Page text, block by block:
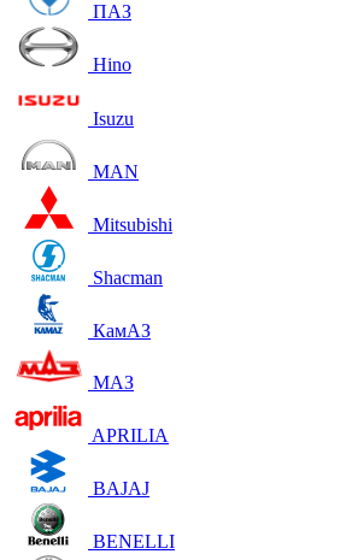
ПАЗ
Hino
Isuzu
MAN
Mitsubishi
Shacman
КамАЗ
МАЗ
APRILIA
BAJAJ
BENELLI